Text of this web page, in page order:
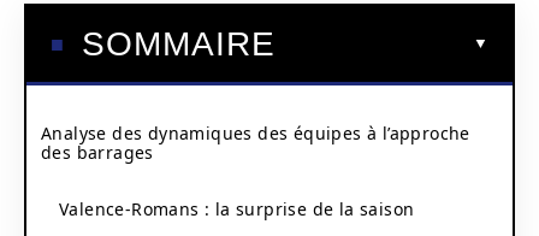
SOMMAIRE
Analyse des dynamiques des équipes à l’approche
des barrages
Valence-Romans : la surprise de la saison